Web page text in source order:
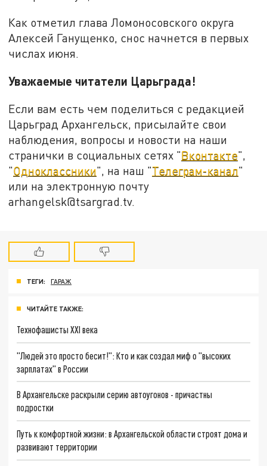
Как отметил глава Ломоносовского округа
Алексей Ганущенко, снос начнется в первых
числах июня.
Уважаемые читатели Царьграда!
Если вам есть чем поделиться с редакцией
Царьград Архангельск, присылайте свои
наблюдения, вопросы и новости на наши
странички в социальных сетях "Вконтакте",
"Одноклассники", на наш "Телеграм-канал"
или на электронную почту
arhangelsk@tsargrad.tv.
ТЕГИ: ГАРАЖ
ЧИТАЙТЕ ТАКЖЕ:
Технофашисты XXI века
"Людей это просто бесит!": Кто и как создал миф о "высоких
зарплатах" в России
В Архангельске раскрыли серию автоугонов - причастны
подростки
Путь к комфортной жизни: в Архангельской области строят дома и
развивают территории